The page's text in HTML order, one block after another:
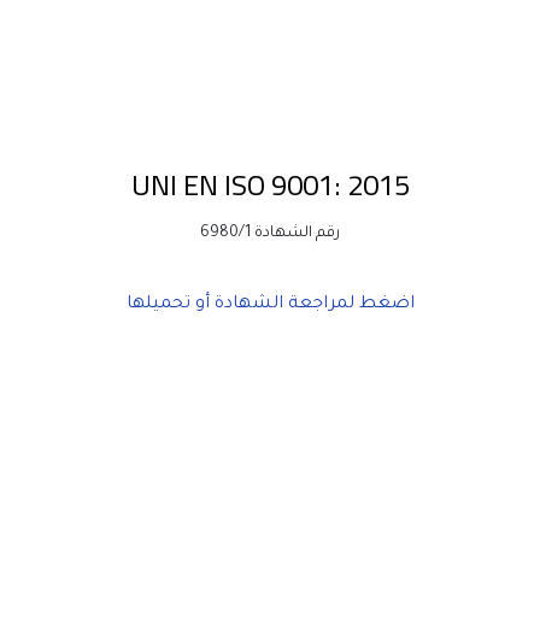
UNI EN ISO 9001: 2015
رقم الشهادة 6980/1
اضغط لمراجعة الشهادة أو تحميلها